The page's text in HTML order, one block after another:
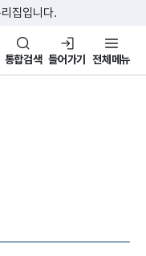
로가기
바로가기
집입니다.
함께 행복
통합검색 들어가기 전체메뉴